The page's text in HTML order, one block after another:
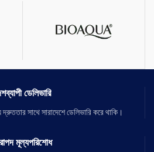
ডেলিভারি
সাথে সারাদেশে ডেলিভারি করে থাকি।
মূল্যপরিশোধ